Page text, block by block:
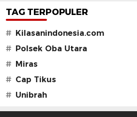
TAG TERPOPULER
# Kilasanindonesia.com
# Polsek Oba Utara
# Miras
# Cap Tikus
# Unibrah